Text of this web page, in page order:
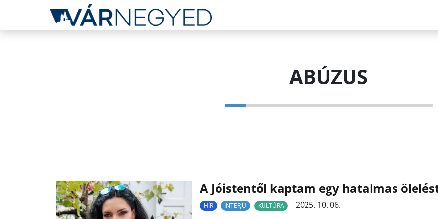
ABÚZUS
A Jóistentől kaptam egy hatalmas
HÍR INTERJÚ KULTÚRA 2025. 10. 06.